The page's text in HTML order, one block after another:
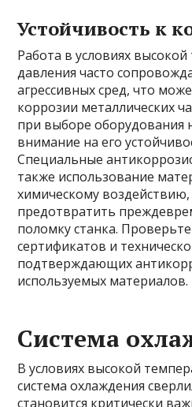
Устойчивость к
Работа в условиях
давления часто
агрессивных сред, что
коррозии металлических
при выборе
внимание на его
Специальные
также использование
химическому
предотвратить
поломку станка.
сертификатов и
подтверждающих
используемых материалов.
Система
В условиях высокой
система охлаждения
становится критически